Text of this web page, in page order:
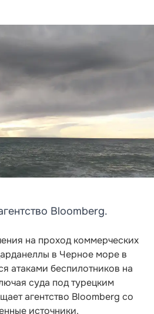
Bloomberg.
на проход коммерческих
в Черное море в
атаками беспилотников на
суда под турецким
агентство Bloomberg со
источники.